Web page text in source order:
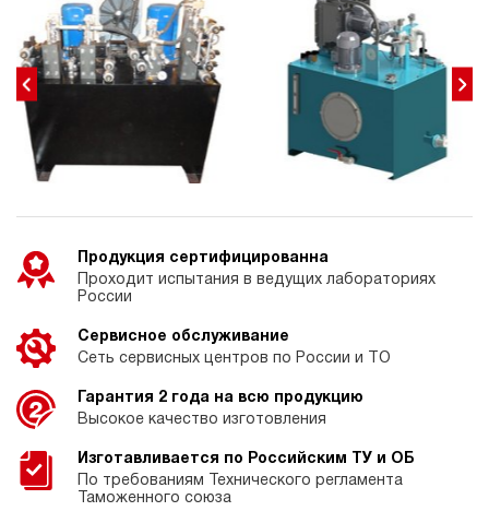
Продукция сертифицированна
Проходит испытания в ведущих лабораториях
России
Сервисное обслуживание
Сеть сервисных центров по России и ТО
Гарантия 2 года на всю продукцию
Высокое качество изготовления
Изготавливается по Российским ТУ и ОБ
По требованиям Технического регламента
Таможенного союза